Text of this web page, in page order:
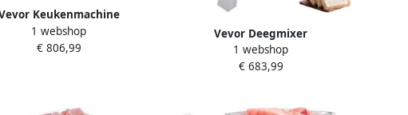
Keukenmachine
550w Kneedmachine
14l Deegmixer Mixer
1 webshop
€ 806,99
Vevor Deegmixer
Keukenmachine Standmixer
CommerciëLe Kneedmachine 15
1 webshop
€ 683,99